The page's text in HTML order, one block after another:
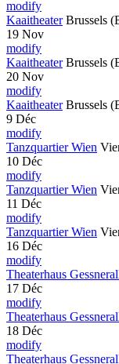
modify
Kaaitheater Brussels
19 Nov
modify
Kaaitheater Brussels
20 Nov
modify
Kaaitheater Brussels
9 Déc
modify
Tanzquartier Wien
10 Déc
modify
Tanzquartier Wien
11 Déc
modify
Tanzquartier Wien
16 Déc
modify
Theaterhaus
17 Déc
modify
Theaterhaus
18 Déc
modify
Theaterhaus